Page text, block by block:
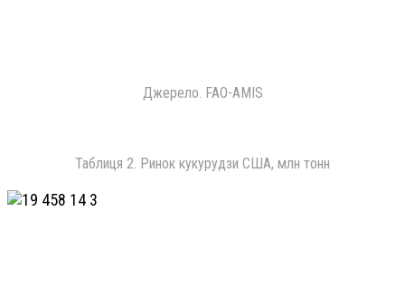
Джерело. FAO-AMIS
Таблиця 2. Ринок кукурудзи США, млн тонн